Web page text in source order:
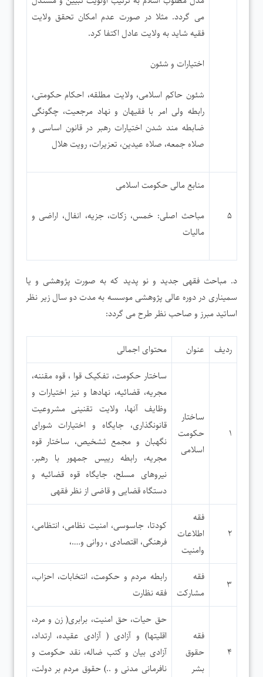
می گردد. مثلا در صورت عدم امکان تحقق ولایت
فقیه شاید به ولایت عادل اکتفا کرد.
اختیارات و شئون
شئون حاکم اسلامی، ولایت مطلقه، احکام حکومتی،
رابطه ولی امر با فقیهان و نهاد مرجعیت، چگونگی
ضابطه مند شدن اختیارات رهبر در قانون اساسی و
صلاه جمعه، صلاه عیدین، تعزیرات، رویت هلال
۵
منابع مالی حکومت اسلامی
مباحث اصلی: خمس، زکات، جزیه، انفال، اراضی و
مالیات
د. مباحث فقهی جدید و نو پدید که به صورت پژوهشی و یا
سمیناری در دوره عالی پژوهشی موسسه به مدت دو سال زیر نظر
اساتید مبرز و صاحب نظر طرح می گردد:
ردیف عنوان محتوای اجمالی
۱
ساختار
حکومت
اسلامی
ساختار حکومت، تفکیک قوا ، قوه مقننه،
مجریه، قضائیه، نهادها و نیز اختیارات و
وظایف آنها، ولایت تقنینی مشروعیت
قانونگذاری، جایگاه و اختیارات شورای
نگهبان و مجمع ثشخیص، ساختار قوه
مجریه، رابطه رییس جمهور با رهبر.
نیروهای مسلح، جایگاه قوه قضائیه و
دستگاه قضایی و قاضی از نظر فقهی
۲
فقه
اطلاعات
وامنیت
کودتا، جاسوسی، امنیت نظامی، انتظامی،
فرهنگی، اقتصادی ، روانی و….،
۳
فقه
مشارکت
رابطه مردم و حکومت، انتخابات، احزاب،
فقه نظارت
۴
فقه
حقوق
بشر
حق حیات، حق امنیت، برابری( زن و مرد،
اقلیتها) و آزادی­ ( آزادی عقیده، ارتداد،
آزادی بیان و کتب ضاله، نقد حکومت و
نافرمانی مدنی و ..) حقوق مردم بر دولت،